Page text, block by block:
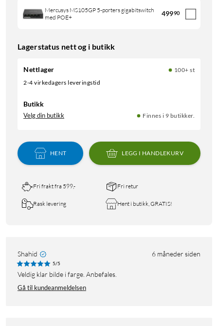
Mercusys MS105GP 5-porters gigabitswitch
med POE+
49990
Lagerstatus nett og i butikk
Nettlager
100+ st
2-4 virkedagers leveringstid
Butikk
Velg din butikk Finnes i 9 butikker.
HENT LEGG I HANDLEKURV
Fri frakt fra 599,- Fri retur
Rask levering Hent i butikk, GRATIS!
Shahid 6 måneder siden
5/5
Veldig klar bilde i farge. Anbefales.
Gå til kundeanmeldelsen